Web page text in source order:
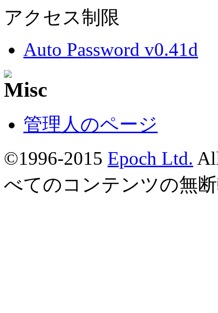
アクセス制限
Auto Password v0.41d
管理人のページ
©1996-2015 Epoch Ltd.
べてのコンテンツの無